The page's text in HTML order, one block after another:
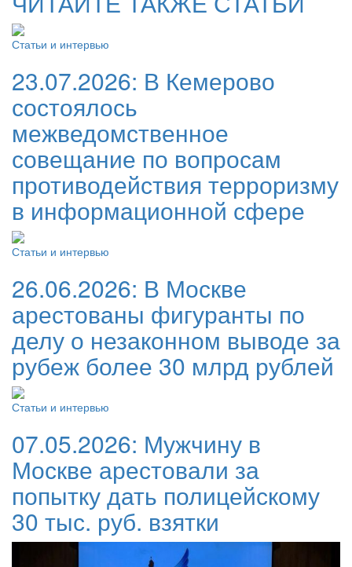
Статьи и интервью
23.07.2026: В Кемерово
состоялось
межведомственное
совещание по вопросам
противодействия терроризму
в информационной сфере
Статьи и интервью
26.06.2026: В Москве
арестованы фигуранты по
делу о незаконном выводе за
рубеж более 30 млрд рублей
Статьи и интервью
07.05.2026: Мужчину в
Москве арестовали за
попытку дать полицейскому
30 тыс. руб. взятки